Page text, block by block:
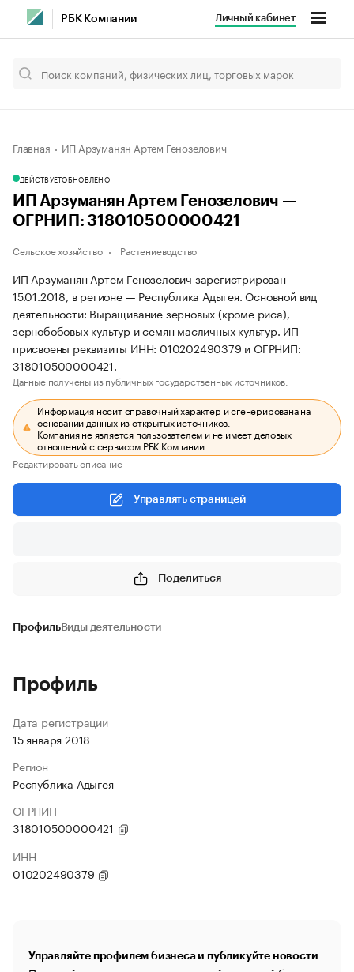
РБК Компании Личный кабинет
Главная ИП Арзуманян Артем Генозелович
ДЕЙСТВУЕТОБНОВЛЕНО
ИП Арзуманян Артем Генозелович —
ОГРНИП: 318010500000421
Сельское хозяйство Растениеводство
ИП Арзуманян Артем Генозелович зарегистрирован
15.01.2018, в регионе — Республика Адыгея. Основной вид
деятельности: Выращивание зерновых (кроме риса),
зернобобовых культур и семян масличных культур. ИП
присвоены реквизиты ИНН: 010202490379 и ОГРНИП:
318010500000421.
Данные получены из публичных государственных источников.
Информация носит справочный характер и сгенерирована на
основании данных из открытых источников.
Компания не является пользователем и не имеет деловых
отношений с сервисом РБК Компании.
Редактировать описание
Управлять страницей
Поделиться
ПрофильВиды деятельности
Профиль
Дата регистрации
15 января 2018
Регион
Республика Адыгея
ОГРНИП
318010500000421
ИНН
010202490379
Управляйте профилем бизнеса и публикуйте новости